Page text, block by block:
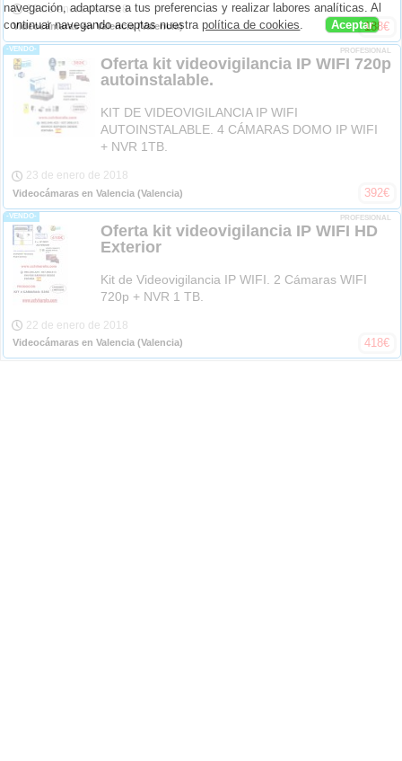
23 de enero de 2018
Videocámaras en Valencia(Valencia) 188€
-VENDO- PROFESIONAL
Oferta kit videovigilancia IP WIFI 720p
autoinstalable.
KIT DE VIDEOVIGILANCIA IP WIFI
AUTOINSTALABLE. 4 CÁMARAS DOMO IP WIFI
+ NVR 1TB.
23 de enero de 2018
Videocámaras en Valencia (Valencia) 392€
-VENDO- PROFESIONAL
Oferta kit videovigilancia IP WIFI HD
Exterior
Kit de Videovigilancia IP WIFI. 2 Cámaras WIFI
720p + NVR 1 TB.
22 de enero de 2018
Videocámaras en Valencia (Valencia) 418€
navegación, adaptarse a tus preferencias y realizar labores analíticas. Al
continuar navegando aceptas nuestrapolítica de cookies. Aceptar